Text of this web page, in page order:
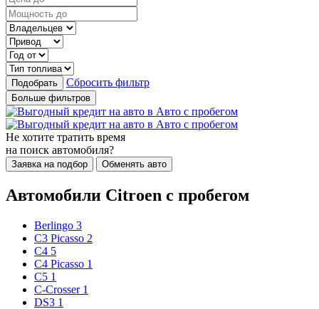
Подобрать Сбросить фильтр
Больше фильтров
Не хотите тратить время
на поиск автомобиля?
Заявка на подбор Обменять авто
Автомобили Citroen с пробегом
Berlingo 3
C3 Picasso 2
C4 5
C4 Picasso 1
C5 1
C-Crosser 1
DS3 1